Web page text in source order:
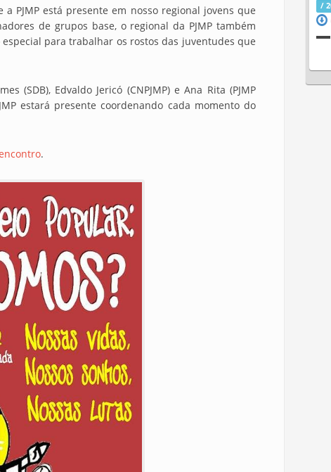
PJMP está presente em nosso regional jovens que
de grupos base, o regional da PJMP também
para trabalhar os rostos das juventudes que
(SDB), Edvaldo Jericó (CNPJMP) e Ana Rita (PJMP
estará presente coordenando cada momento do
.
/